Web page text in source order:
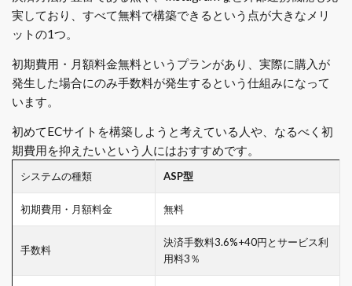
実しており、すべて無料で構築できるという点が大きなメリ
ットの1つ。
初期費用・月額料金無料というプランがあり、実際に購入が
発生した場合にのみ手数料が発生するという仕組みになって
います。
初めてECサイトを構築しようと考えている人や、なるべく初
期費用を抑えたいという人にはおすすめです。
システムの種類 ASP型
初期費用・月額料金 無料
手数料
決済手数料3.6%+40円とサービス利
用料3％